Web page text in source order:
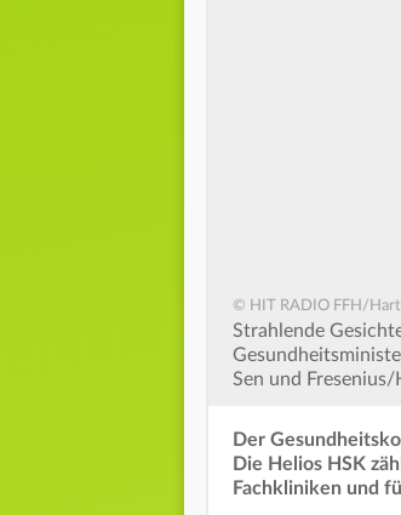
© HIT RADIO FFH/
Strahlende
Sen und
Der
Die Helios HSK
Fachkliniken und